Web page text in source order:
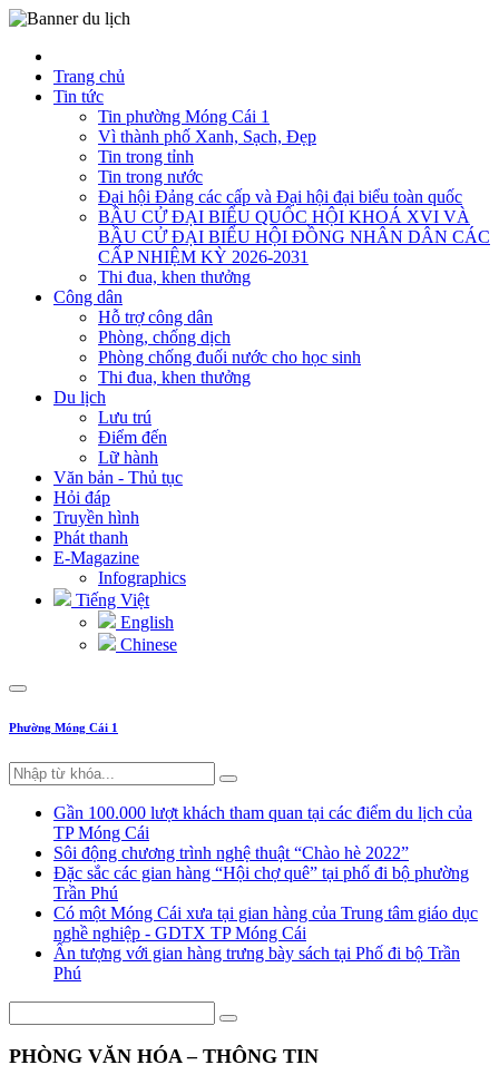
Trang chủ
Tin tức
Tin phường Móng Cái 1
Vì thành phố Xanh, Sạch, Đẹp
Tin trong tỉnh
Tin trong nước
Đại hội Đảng các cấp và Đại hội đại biểu toàn quốc
BẦU CỬ ĐẠI BIỂU QUỐC HỘI KHOÁ XVI VÀ
BẦU CỬ ĐẠI BIỂU HỘI ĐỒNG NHÂN DÂN CÁC
CẤP NHIỆM KỲ 2026-2031
Thi đua, khen thưởng
Công dân
Hỗ trợ công dân
Phòng, chống dịch
Phòng chống đuối nước cho học sinh
Thi đua, khen thưởng
Du lịch
Lưu trú
Điểm đến
Lữ hành
Văn bản - Thủ tục
Hỏi đáp
Truyền hình
Phát thanh
E-Magazine
Infographics
Tiếng Việt
English
Chinese
Phường Móng Cái 1
Gần 100.000 lượt khách tham quan tại các điểm du lịch của
TP Móng Cái
Sôi động chương trình nghệ thuật “Chào hè 2022”
Đặc sắc các gian hàng “Hội chợ quê” tại phố đi bộ phường
Trần Phú
Có một Móng Cái xưa tại gian hàng của Trung tâm giáo dục
nghề nghiệp - GDTX TP Móng Cái
Ấn tượng với gian hàng trưng bày sách tại Phố đi bộ Trần
Phú
PHÒNG VĂN HÓA – THÔNG TIN